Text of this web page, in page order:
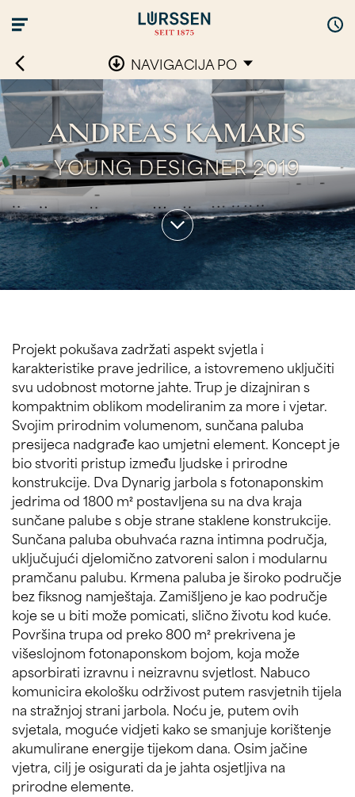
NAVIGACIJA PO
ANDREAS KAMARIS
YOUNG DESIGNER 2019
Projekt pokušava zadržati aspekt svjetla i
karakteristike prave jedrilice, a istovremeno uključiti
svu udobnost motorne jahte. Trup je dizajniran s
kompaktnim oblikom modeliranim za more i vjetar.
Svojim prirodnim volumenom, sunčana paluba
presijeca nadgrađe kao umjetni element. Koncept je
bio stvoriti pristup između ljudske i prirodne
konstrukcije. Dva Dynarig jarbola s fotonaponskim
jedrima od 1800 m² postavljena su na dva kraja
sunčane palube s obje strane staklene konstrukcije.
Sunčana paluba obuhvaća razna intimna područja,
uključujući djelomično zatvoreni salon i modularnu
pramčanu palubu. Krmena paluba je široko područje
bez fiksnog namještaja. Zamišljeno je kao područje
koje se u biti može pomicati, slično životu kod kuće.
Površina trupa od preko 800 m² prekrivena je
višeslojnom fotonaponskom bojom, koja može
apsorbirati izravnu i neizravnu svjetlost. Nabuco
komunicira ekološku održivost putem rasvjetnih tijela
na stražnjoj strani jarbola. Noću je, putem ovih
svjetala, moguće vidjeti kako se smanjuje korištenje
akumulirane energije tijekom dana. Osim jačine
vjetra, cilj je osigurati da je jahta osjetljiva na
prirodne elemente.